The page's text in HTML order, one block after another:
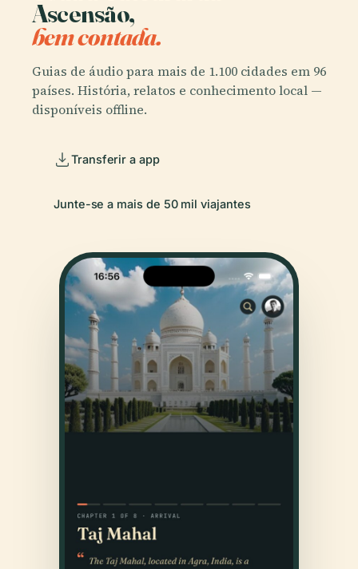
Ascensão,
bem contada.
Guias de áudio para mais de 1.100 cidades em 96
países. História, relatos e conhecimento local —
disponíveis offline.
Transferir a app
Junte-se a mais de 50 mil viajantes